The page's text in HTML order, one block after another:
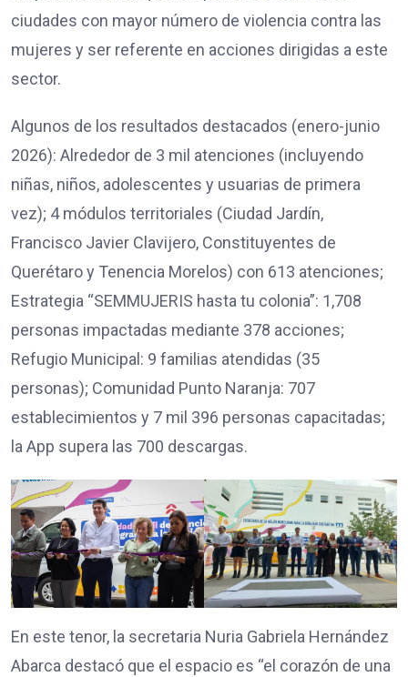
ciudades con mayor número de violencia contra las
mujeres y ser referente en acciones dirigidas a este
sector.
Algunos de los resultados destacados (enero-junio
2026): Alrededor de 3 mil atenciones (incluyendo
niñas, niños, adolescentes y usuarias de primera
vez); 4 módulos territoriales (Ciudad Jardín,
Francisco Javier Clavijero, Constituyentes de
Querétaro y Tenencia Morelos) con 613 atenciones;
Estrategia “SEMMUJERIS hasta tu colonia”: 1,708
personas impactadas mediante 378 acciones;
Refugio Municipal: 9 familias atendidas (35
personas); Comunidad Punto Naranja: 707
establecimientos y 7 mil 396 personas capacitadas;
la App supera las 700 descargas.
En este tenor, la secretaria Nuria Gabriela Hernández
Abarca destacó que el espacio es “el corazón de una